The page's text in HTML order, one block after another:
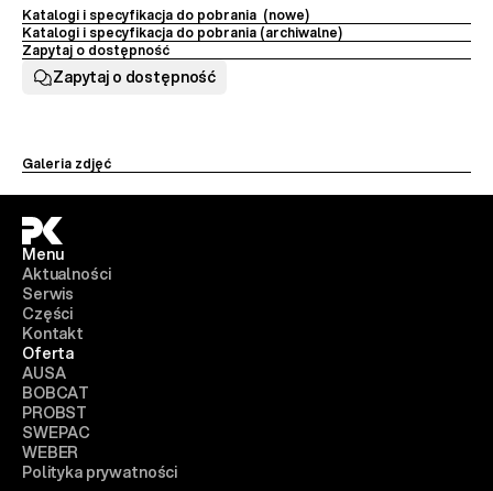
Katalogi i specyfikacja do pobrania  (nowe)
Katalogi i specyfikacja do pobrania (archiwalne)
Zapytaj o dostępność
Zapytaj o dostępność
Galeria zdjęć
Menu
Aktualności
Serwis
Części
Kontakt
Oferta
AUSA
BOBCAT
PROBST
SWEPAC
WEBER
Polityka prywatności